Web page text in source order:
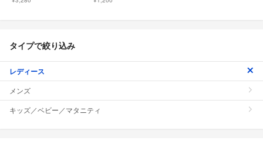
タイプで絞り込み
レディース
メンズ
キッズ／ベビー／マタニティ